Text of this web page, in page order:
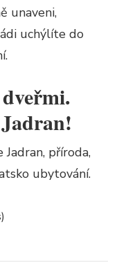
unaveni,
uchýlíte do
.
příroda,
ubytování.